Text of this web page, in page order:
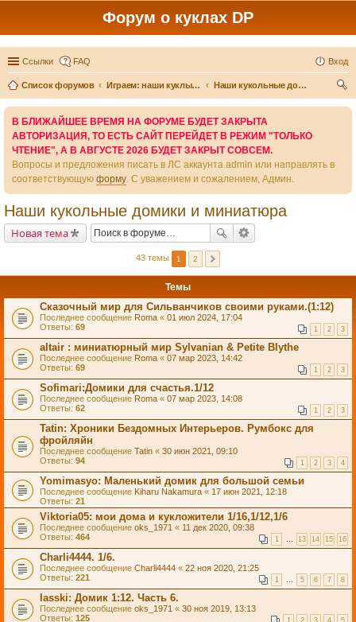
Форум о куклах DP
Ссылки FAQ Вход
Список форумов Играем: наши куклы и игры вокруг них
Наши кукольные домики и миниатюра
В БЛИЖАЙШЕЕ ВРЕМЯ НА ФОРУМЕ БУДЕТ ЗАКРЫТА
АВТОРИЗАЦИЯ, ТО ЕСТЬ САЙТ ПЕРЕЙДЕТ В РЕЖИМ "ТОЛЬКО
ЧТЕНИЕ", А В АВГУСТЕ 2026 БУДЕТ ЗАКРЫТ СОВСЕМ.
Вопросы и предложения писать в ЛС аккаунта admin или направлять в
соответствующую форму. С уважением и сожалением, Админ.
Наши кукольные домики и миниатюра
Новая тема
43 темы 1 2
Темы
Сказочный мир для Сильванчиков своими руками.(1:12)
Последнее сообщение Roma « 01 июл 2024, 17:04
Ответы: 69 1 2 3
altair : миниатюрный мир Sylvanian & Petite Blythe
Последнее сообщение Roma « 07 мар 2023, 14:42
Ответы: 69 1 2 3
Sofimari:Домики для счастья.1/12
Последнее сообщение Roma « 07 мар 2023, 14:08
Ответы: 62 1 2 3
Tatin: Хроники Бездомных Интерьеров. Румбокс для
фройляйн
Последнее сообщение Tatin « 30 июн 2021, 09:10
Ответы: 94 1 2 3 4
Yomimasyo: Маленький домик для большой семьи
Последнее сообщение Kiharu Nakamura « 17 июн 2021, 12:18
Ответы: 21
Viktoria05: мои дома и кукложители 1/16,1/12,1/6
Последнее сообщение oks_1971 « 11 дек 2020, 09:38
Ответы: 464 1 … 13 14 15 16
Charli4444. 1/6.
Последнее сообщение Charli4444 « 22 ноя 2020, 21:25
Ответы: 221 1 … 5 6 7 8
lasski: Домик 1:12. Часть 6.
Последнее сообщение oks_1971 « 30 ноя 2019, 13:13
Ответы: 125 1 2 3 4 5